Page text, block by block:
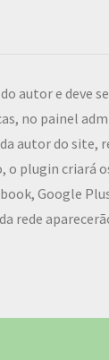
autor e deve
no painel
autor do site,
o plugin criará
Google
rede